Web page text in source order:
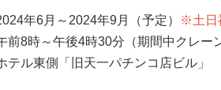
年6月～2024年9月（予定）
※土日
前8時～午後4時30分（期間中クレー
テル東側「旧天一パチンコ店ビル」